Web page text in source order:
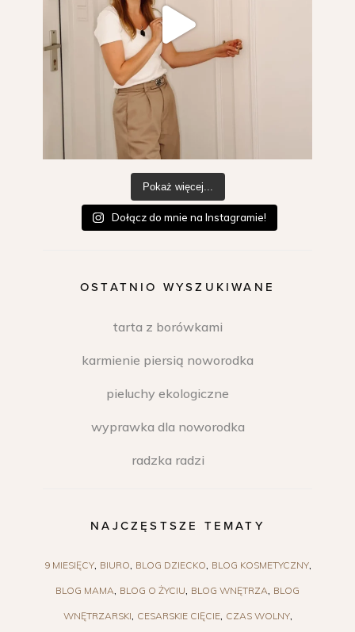
Pokaż więcej...
Dołącz do mnie na Instagramie!
OSTATNIO WYSZUKIWANE
tarta z borówkami
karmienie piersią noworodka
pieluchy ekologiczne
wyprawka dla noworodka
radzka radzi
NAJCZĘSTSZE TEMATY
9 MIESIĘCY BIURO BLOG DZIECKO BLOG KOSMETYCZNY
BLOG MAMA BLOG O ŻYCIU BLOG WNĘTRZA BLOG
WNĘTRZARSKI CESARSKIE CIĘCIE CZAS WOLNY